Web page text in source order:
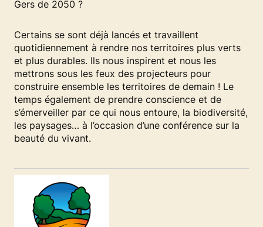
Gers de 2050 ?
Certains se sont déjà lancés et travaillent
quotidiennement à rendre nos territoires plus verts
et plus durables. Ils nous inspirent et nous les
mettrons sous les feux des projecteurs pour
construire ensemble les territoires de demain ! Le
temps également de prendre conscience et de
s’émerveiller par ce qui nous entoure, la biodiversité,
les paysages… à l’occasion d’une conférence sur la
beauté du vivant.